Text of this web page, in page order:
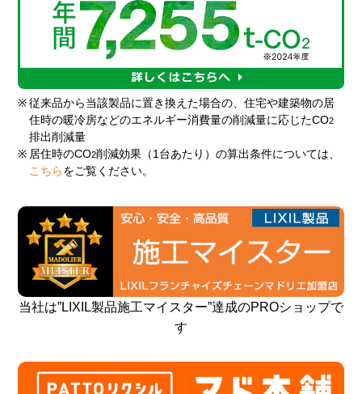
※ 従来品から当該製品に置き換えた場合の、住宅や建築物の居
住時の暖冷房などのエネルギー消費量の削減量に応じたCO2
排出削減量
※ 居住時のCO2削減効果（1台あたり）の算出条件については、
こちら をご覧ください。
当社は”LIXIL製品施工マイスター”達成のPROショップで
す